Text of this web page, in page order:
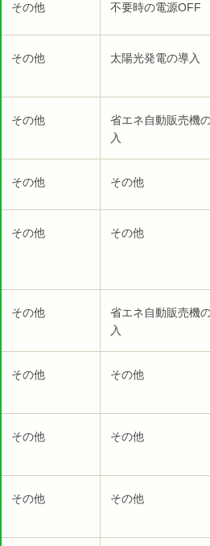
その他 不要時の電源OFF
その他 太陽光発電の導入
その他
省エネ自動販売機
入
その他 その他
その他 その他
その他
省エネ自動販売機
入
その他 その他
その他 その他
その他 その他